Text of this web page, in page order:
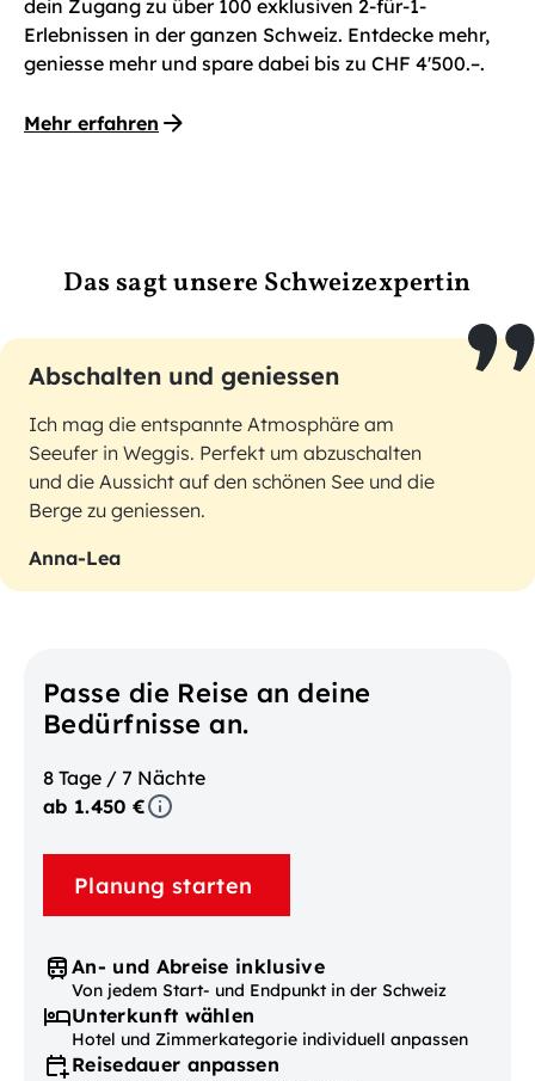
dein Zugang zu über 100 exklusiven 2-für-1-
Erlebnissen in der ganzen Schweiz. Entdecke mehr,
geniesse mehr und spare dabei bis zu CHF 4'500.–.
Mehr erfahren
Das sagt unsere Schweizexpertin
Abschalten und geniessen
Ich mag die entspannte Atmosphäre am
Seeufer in Weggis. Perfekt um abzuschalten
und die Aussicht auf den schönen See und die
Berge zu geniessen.
Anna-Lea
Passe die Reise an deine
Bedürfnisse an.
8 Tage / 7 Nächte
ab 1.450 €
Planung starten
An- und Abreise inklusive
Von jedem Start- und Endpunkt in der Schweiz
Unterkunft wählen
Hotel und Zimmerkategorie individuell anpassen
Reisedauer anpassen